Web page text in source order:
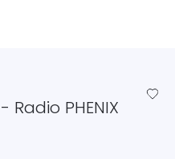
PHENIX favorite_border